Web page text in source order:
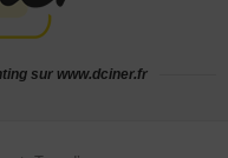
sur www.dciner.fr